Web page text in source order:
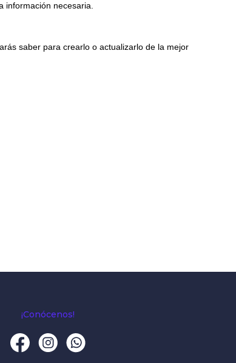
información necesaria.
saber para crearlo o actualizarlo de la mejor
¡Conócenos!